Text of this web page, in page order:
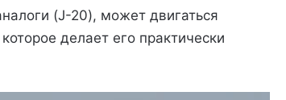
(J-20), может двигаться
делает его практически